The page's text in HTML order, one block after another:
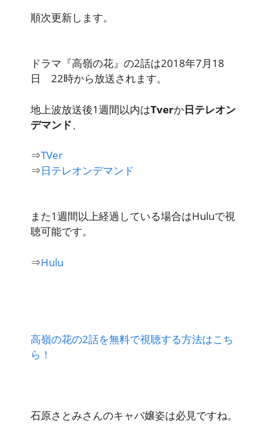
順次更新します。
ドラマ『高嶺の花』の2話は2018年7月18
日 22時から放送されます。
地上波放送後1週間以内はTverか日テレオン
デマンド、
⇒TVer
⇒日テレオンデマンド
また1週間以上経過している場合はHuluで視
聴可能です。
⇒Hulu
高嶺の花の2話を無料で視聴する方法はこち
ら！
石原さとみさんのキャバ嬢姿は必見ですね。